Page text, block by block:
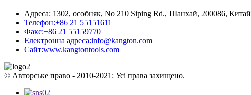
Адреса: 1302, особняк, No 210 Siping Rd., Шанхай, 200086, Китай
Телефон:+86 21 55151611
Факс:+86 21 55159770
Електронна адреса:info@kangton.com
Сайт:www.kangtontools.com
© Авторське право - 2010-2021: Усі права захищено.